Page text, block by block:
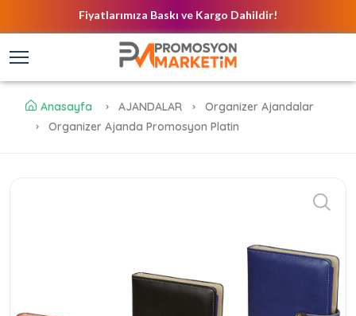
Fiyatlarımıza Baskı ve Kargo Dahildir!
Anasayfa AJANDALAR
Organizer Ajandalar
Organizer Ajanda Promosyon Platin